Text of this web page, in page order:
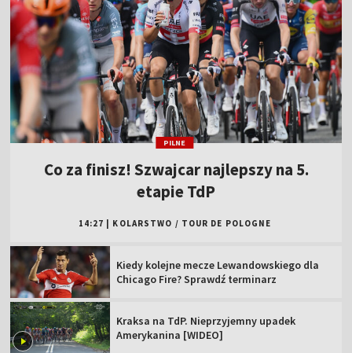
PILNE
Co za finisz! Szwajcar najlepszy na 5.
etapie TdP
14:27 KOLARSTWO / TOUR DE POLOGNE
Kiedy kolejne mecze Lewandowskiego dla
Chicago Fire? Sprawdź terminarz
Kraksa na TdP. Nieprzyjemny upadek
Amerykanina [WIDEO]